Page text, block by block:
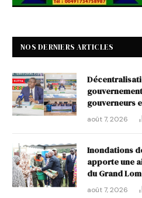
NOS DERNIERS ARTICLES
gouverneurs
août 7, 2026
Inondations
apporte une
du Grand
août 7, 2026